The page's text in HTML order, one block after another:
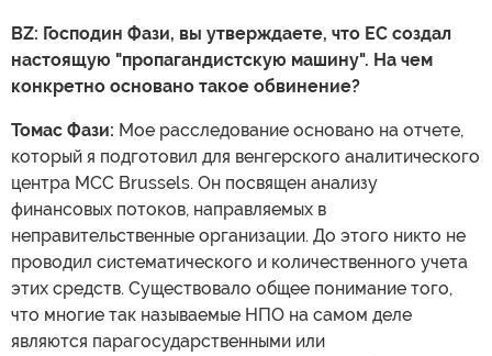
BZ: Господин Фази, вы утверждаете, что ЕС создал
настоящую "пропагандистскую машину". На чем
конкретно основано такое обвинение?
Томас Фази: Мое расследование основано на отчете,
который я подготовил для венгерского аналитического
центра MCC Brussels. Он посвящен анализу
финансовых потоков, направляемых в
неправительственные организации. До этого никто не
проводил систематического и количественного учета
этих средств. Существовало общее понимание того,
что многие так называемые НПО на самом деле
являются парагосударственными или